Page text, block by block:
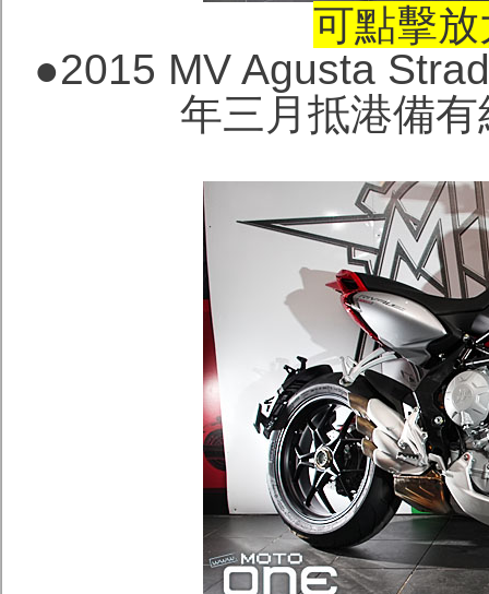
可點擊
●2015 MV Agusta
年三月抵港備